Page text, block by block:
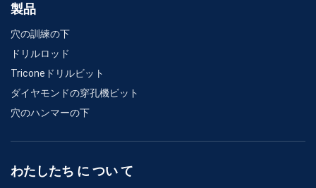
製品
穴の訓練の下
ドリルロッド
Triconeドリルビット
ダイヤモンドの穿孔機ビット
穴のハンマーの下
わたしたち に つい て